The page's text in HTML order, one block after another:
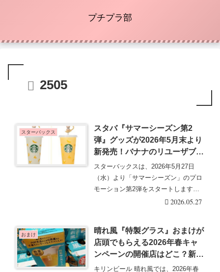
プチプラ部
2505
スターバックス
スタバ『サマーシーズン第2
弾』グッズが2026年5月末より
新発売！バナナのリユーザブル
カップ、ストローキャップベア
リスタ、マイファーストボト
ル、花火のスタバカードも！
スターバックスは、2026年5月27日
（水）より「サマーシーズン」のプロ
モーション第2弾をスタートします。
新作のボトル、・・・続きを読む
2026.05.27
おまけ
晴れ風『特製グラス』おまけが
店頭でもらえる2026年春キャ
ンペーンの開催店はどこ？新デ
ザインは内村光良＆目黒蓮、天
キリンビール 晴れ風では、2026年春